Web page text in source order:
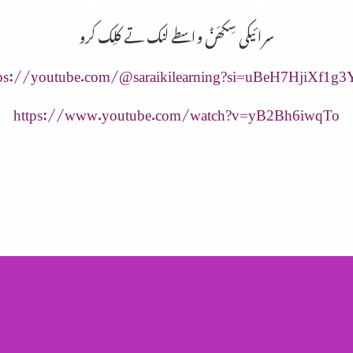
سرائیکی سِکھَݨ واسطے لنک تے کلِک کرو
youtube.com/
https://www.youtube.com/watch?v=yB2Bh6iwqTo